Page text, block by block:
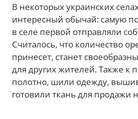
В некоторых украинских
интересный обычай: самую
в селе первой отправляли
Считалось, что количество
принесет, станет
для других жителей. Также к
полотно, шили одежду,
готовили ткань для продажи